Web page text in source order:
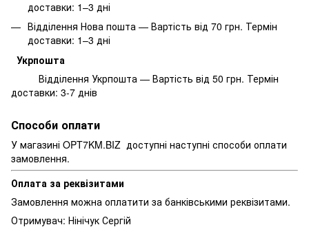
доставки: 1–3 дні
Відділення Нова пошта — Вартість від 70 грн. Термін
доставки: 1–3 дні
Укрпошта
Відділення Укрпошта — Вартість від 50 грн. Термін
доставки: 3-7 днів
Способи оплати
У магазині OPT7KM.BIZ доступні наступні способи оплати
замовлення.
Оплата за реквізитами
Замовлення можна оплатити за банківськими реквізитами.
Отримувач: Нінічук Сергій